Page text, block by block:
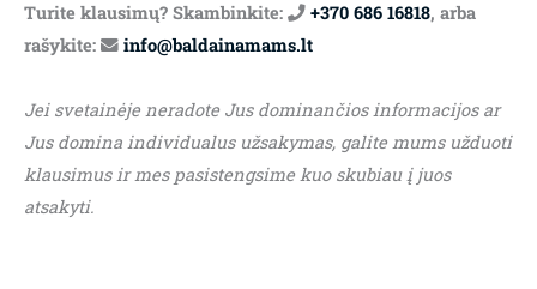
Turite klausimų? Skambinkite: +370 686 16818, arba
rašykite:
info@baldainamams.lt
Jei svetainėje neradote Jus dominančios informacijos ar
Jus domina individualus užsakymas, galite mums užduoti
klausimus ir mes pasistengsime kuo skubiau į juos
atsakyti.